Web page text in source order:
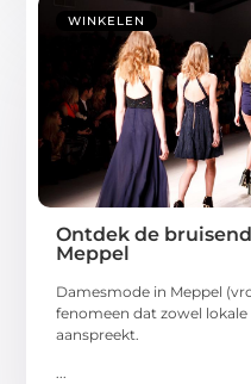
WINKELEN
Ontdek de
Meppel
Damesmode in Meppel
fenomeen dat zowel
aanspreekt.
...